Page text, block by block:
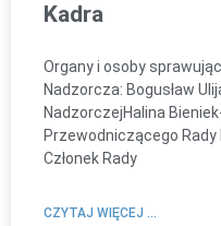
Kadra
Organy i osoby
Nadzorcza: Bogusław
NadzorczejHalina
Przewodniczącego
Członek Rady
CZYTAJ WIĘCEJ ...